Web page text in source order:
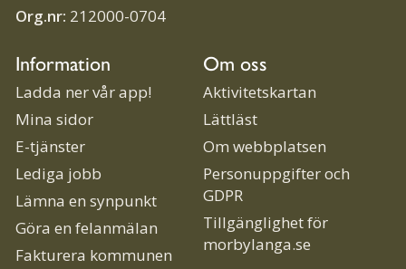
Org.nr: 212000-0704
Information
Ladda ner vår app!
Mina sidor
E-tjänster
Lediga jobb
Lämna en synpunkt
Göra en felanmälan
Fakturera kommunen
Om oss
Aktivitetskartan
Lättläst
Om webbplatsen
Personuppgifter och
GDPR
Tillgänglighet för
morbylanga.se